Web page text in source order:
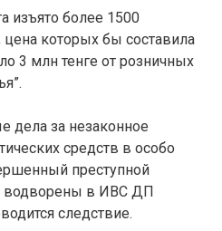
изъято более 1500
цена которых бы составила
3 млн тенге от розничных
дела за незаконное
средств в особо
преступной
водворены в ИВС ДП
следствие.